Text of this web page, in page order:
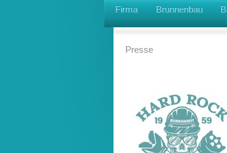
Firma Brunnenbau
Presse